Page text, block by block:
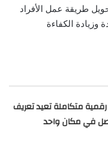
طريقة عمل الأفراد
وزيادة الكفاءة
متكاملة تعيد تعريف
في مكان واحد